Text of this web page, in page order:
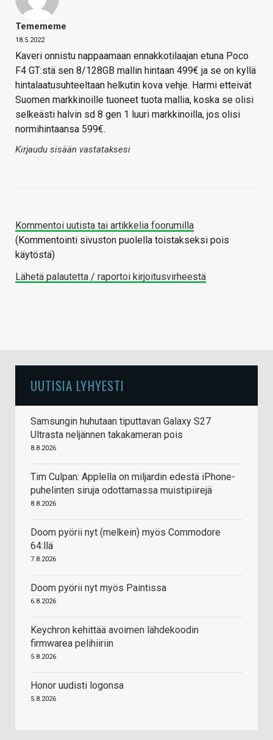
Temememe
18.5.2022
Kaveri onnistu nappaamaan ennakkotilaajan etuna Poco
F4 GT:stä sen 8/128GB mallin hintaan 499€ ja se on kyllä
hintalaatusuhteeltaan helkutin kova vehje. Harmi etteivät
Suomen markkinoille tuoneet tuota mallia, koska se olisi
selkeästi halvin sd 8 gen 1 luuri markkinoilla, jos olisi
normihintaansa 599€.
Kirjaudu sisään vastataksesi
Kommentoi uutista tai artikkelia foorumilla
(Kommentointi sivuston puolella toistakseksi pois
käytöstä)
Lähetä palautetta / raportoi kirjoitusvirheestä
UUTISIA LYHYESTI
Samsungin huhutaan tiputtavan Galaxy S27
Ultrasta neljännen takakameran pois
8.8.2026
Tim Culpan: Applella on miljardin edestä iPhone-
puhelinten siruja odottamassa muistipiirejä
8.8.2026
Doom pyörii nyt (melkein) myös Commodore
64:llä
7.8.2026
Doom pyörii nyt myös Paintissa
6.8.2026
Keychron kehittää avoimen lähdekoodin
firmwarea pelihiiriin
5.8.2026
Honor uudisti logonsa
5.8.2026